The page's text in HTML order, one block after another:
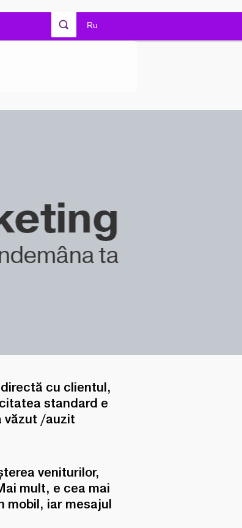
Ru
cu clientul,
standard e
văzut /auzit
veniturilor,
mult, e cea mai
mobil, iar mesajul